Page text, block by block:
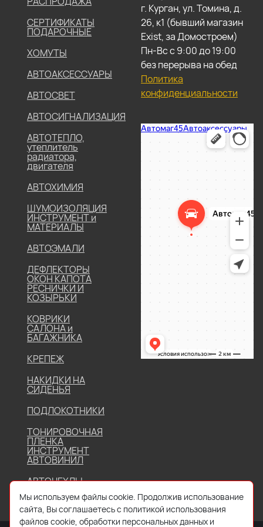
СЕРТИФИКАТЫ
ПОДАРОЧНЫЕ
ХОМУТЫ
АВТОАКСЕССУАРЫ
АВТОСВЕТ
АВТОСИГНАЛИЗАЦИЯ
АВТОТЕПЛО,
утеплитель
радиатора,
двигателя
АВТОХИМИЯ
ШУМОИЗОЛЯЦИЯ
ИНСТРУМЕНТ и
МАТЕРИАЛЫ
АВТОЭМАЛИ
ДЕФЛЕКТОРЫ
ОКОН КАПОТА
РЕСНИЧКИ И
КОЗЫРЬКИ
КОВРИКИ
САЛОНА и
БАГАЖНИКА
КРЕПЕЖ
НАКИДКИ НА
СИДЕНЬЯ
ПОДЛОКОТНИКИ
ТОНИРОВОЧНАЯ
ПЛЕНКА
ИНСТРУМЕНТ
АВТОВИНИЛ
АВТОЧЕХЛЫ
г. Курган, ул. Томина, д.
26, к1 (бывший магазин
Exist, за Домостроем)
Пн-Вс с 9:00 до 19:00
без перерыва на обед
Политика
конфиденциальности
Мы используем файлы cookie. Продолжив использование
сайта, Вы соглашаетесь с политикой использования
файлов cookie, обработки персональных данных и